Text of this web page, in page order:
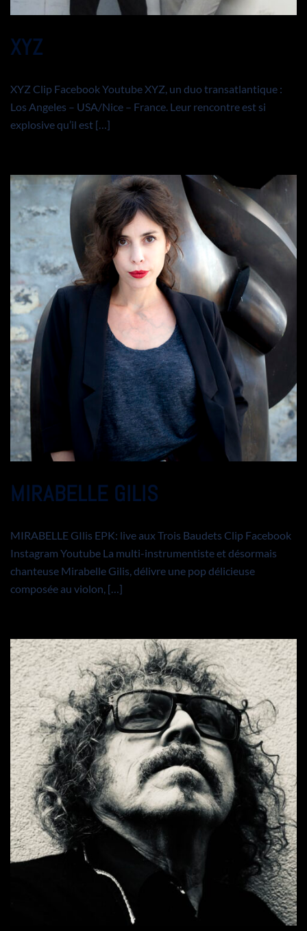
XYZ
XYZ Clip Facebook Youtube XYZ, un duo transatlantique :
Los Angeles – USA/Nice – France. Leur rencontre est si
explosive qu’il est […]
MIRABELLE GILIS
MIRABELLE GIlis EPK: live aux Trois Baudets Clip Facebook
Instagram Youtube La multi-instrumentiste et désormais
chanteuse Mirabelle Gilis, délivre une pop délicieuse
composée au violon, […]